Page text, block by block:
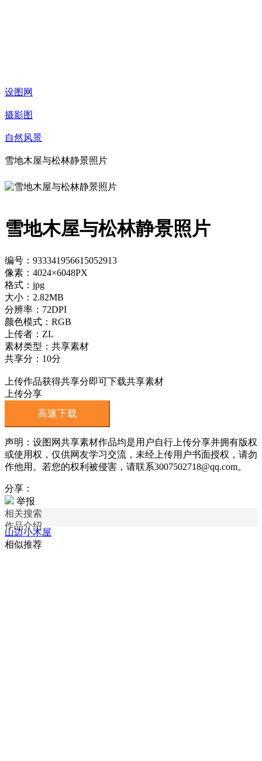
设图网
摄影图
自然风景
雪地木屋与松林静景照片
雪地木屋与松林静景照片
编号：933341956615052913
像素：4024×6048PX
格式：jpg
大小：2.82MB
分辨率：72DPI
颜色模式：RGB
上传者：ZL
素材类型：共享素材
共享分：10分
上传作品获得共享分即可下载共享素材
上传分享
高速下载
声明：设图网共享素材作品均是用户自行上传分享并拥有版权
或使用权，仅供网友学习交流，未经上传用户书面授权，请勿
作他用。若您的权利被侵害，请联系3007502718@qq.com。
分享：
举报
相关搜索
作品介绍
山边小木屋
相似推荐